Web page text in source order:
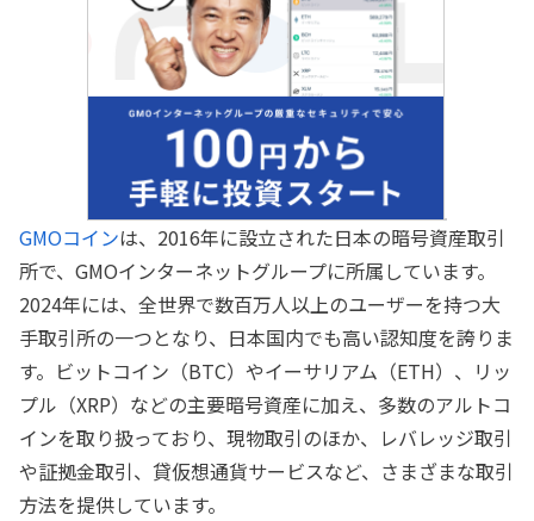
GMOコインは、2016年に設立された日本の暗号資産取引
所で、GMOインターネットグループに所属しています。
2024年には、全世界で数百万人以上のユーザーを持つ大
手取引所の一つとなり、日本国内でも高い認知度を誇りま
す。ビットコイン（BTC）やイーサリアム（ETH）、リッ
プル（XRP）などの主要暗号資産に加え、多数のアルトコ
インを取り扱っており、現物取引のほか、レバレッジ取引
や証拠金取引、貸仮想通貨サービスなど、さまざまな取引
方法を提供しています。